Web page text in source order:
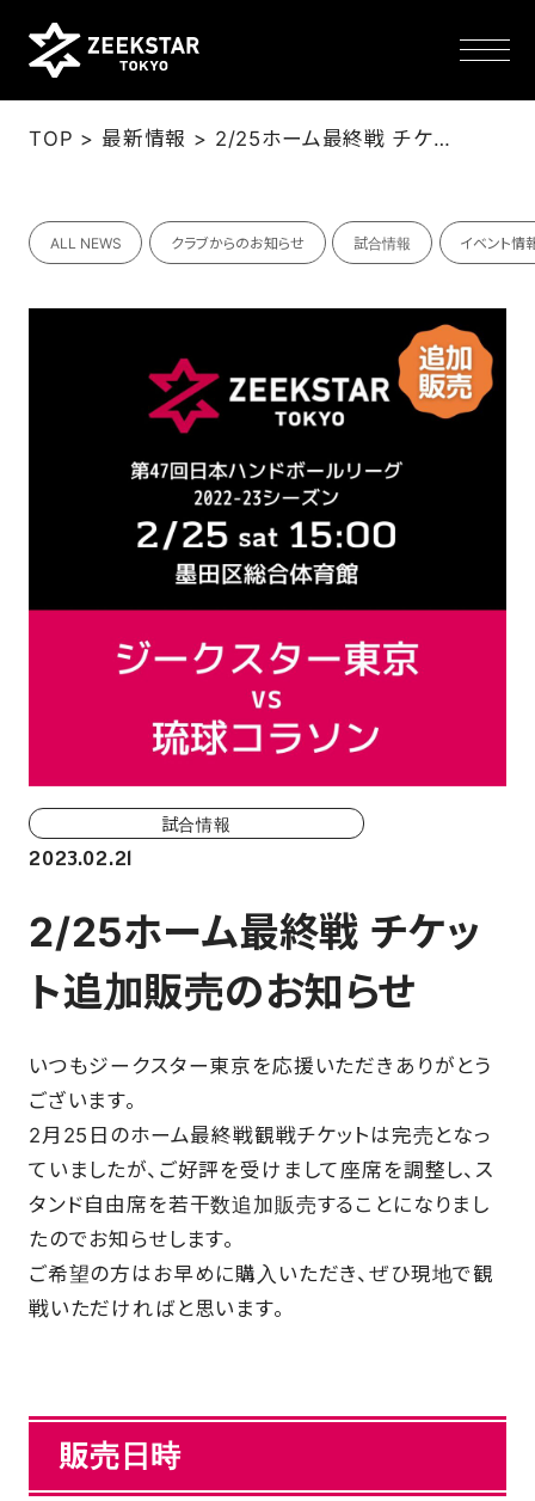
NEWS
TEAM
SCHEDULE
TICKET
ホーム戦一覧
会場（座席・価格表）
チケット購入方法
各座席について
FAN CLUB
マイページはこちら
CSR
SCHOOL
PARTNERS
SHOP
CONTACT
お問い合わせ
TOP > 最新情報 > 2/25ホーム最終戦 チケット追加販売のお知らせ
試合情報
2023.02.21
2/25ホーム最終戦 チケッ
ト追加販売のお知らせ
いつもジークスター東京を応援いただきありがとう
ございます。
2月25日のホーム最終戦観戦チケットは完売となっ
ていましたが、ご好評を受けまして座席を調整し、ス
タンド自由席を若干数追加販売することになりまし
たのでお知らせします。
ご希望の方はお早めに購入いただき、ぜひ現地で観
戦いただければと思います。
販売日時
ALL NEWS クラブからのお知らせ 試合情報 イベント情